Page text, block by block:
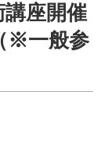
座開催
※一般参